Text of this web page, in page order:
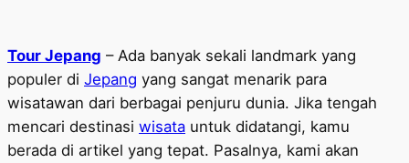
Tour Jepang – Ada banyak sekali landmark yang
populer di Jepang yang sangat menarik para
wisatawan dari berbagai penjuru dunia. Jika tengah
mencari destinasi wisata untuk didatangi, kamu
berada di artikel yang tepat. Pasalnya, kami akan